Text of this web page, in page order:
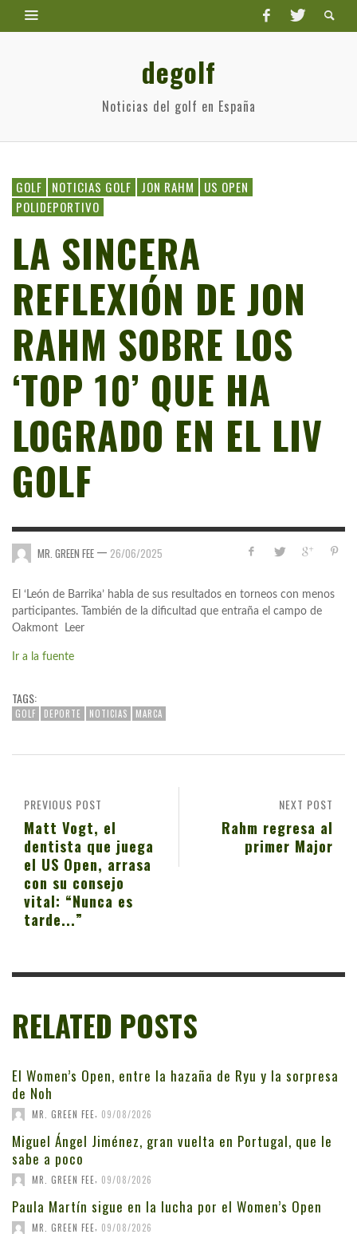
degolf
Noticias del golf en España
GOLF NOTICIAS GOLF JON RAHM
US OPEN
POLIDEPORTIVO
LA SINCERA
REFLEXIÓN DE JON
RAHM SOBRE LOS
‘TOP 10’ QUE HA
LOGRADO EN EL LIV
GOLF
MR. GREEN FEE — 26/06/2025
El ‘León de Barrika’ habla de sus resultados en torneos con menos
participantes. También de la dificultad que entraña el campo de
Oakmont Leer
Ir a la fuente
TAGS:
GOLF DEPORTE NOTICIAS MARCA
NEXT POST
Rahm regresa al
primer Major
PREVIOUS POST
Matt Vogt, el
dentista que juega
el US Open, arrasa
con su consejo
vital: “Nunca es
tarde...”
RELATED POSTS
El Women’s Open, entre la hazaña de Ryu y la sorpresa
de Noh
MR. GREEN FEE, 09/08/2026
Miguel Ángel Jiménez, gran vuelta en Portugal, que le
sabe a poco
MR. GREEN FEE 09/08/2026
Paula Martín sigue en la lucha por el Women’s Open
MR. GREEN FEE 09/08/2026